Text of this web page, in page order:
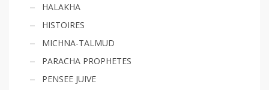
HALAKHA
HISTOIRES
MICHNA-TALMUD
PARACHA PROPHETES
PENSEE JUIVE